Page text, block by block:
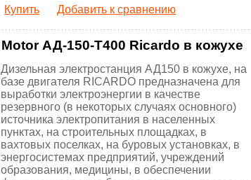
Купить Добавить к сравнению
Motor АД-150-Т400 Ricardo в кожухе
Дизельная электростанция АД150 в кожухе, на
базе двигателя RICARDO предназначена для
выработки электроэнергии в качестве
резервного (в некоторых случаях основного)
источника электропитания в населенных
пунктах, на строительных площадках, в
вахтовых поселках, на буровых установках, в
энергосистемах предприятий, учреждений
образования, медицины, в обеспечении